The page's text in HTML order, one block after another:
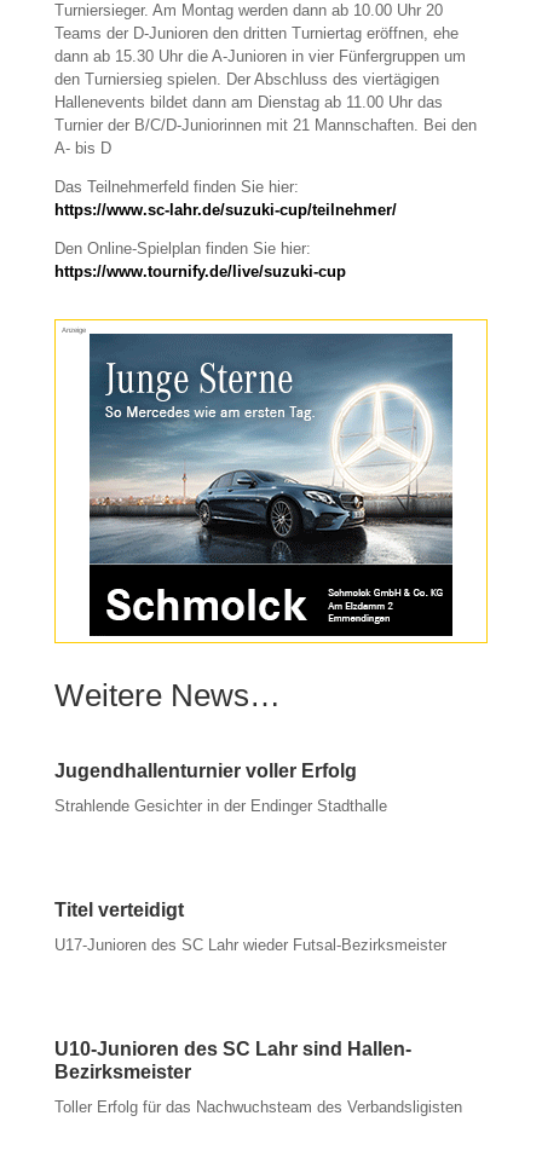
Turniersieger. Am Montag werden dann ab 10.00 Uhr 20
Teams der D-Junioren den dritten Turniertag eröffnen, ehe
dann ab 15.30 Uhr die A-Junioren in vier Fünfergruppen um
den Turniersieg spielen. Der Abschluss des viertägigen
Hallenevents bildet dann am Dienstag ab 11.00 Uhr das
Turnier der B/C/D-Juniorinnen mit 21 Mannschaften. Bei den
A- bis D
Das Teilnehmerfeld finden Sie hier:
https://www.sc-lahr.de/suzuki-cup/teilnehmer/
Den Online-Spielplan finden Sie hier:
https://www.tournify.de/live/suzuki-cup
Anzeige
Weitere News…
Jugendhallenturnier voller Erfolg
Strahlende Gesichter in der Endinger Stadthalle
Titel verteidigt
U17-Junioren des SC Lahr wieder Futsal-Bezirksmeister
U10-Junioren des SC Lahr sind Hallen-
Bezirksmeister
Toller Erfolg für das Nachwuchsteam des Verbandsligisten